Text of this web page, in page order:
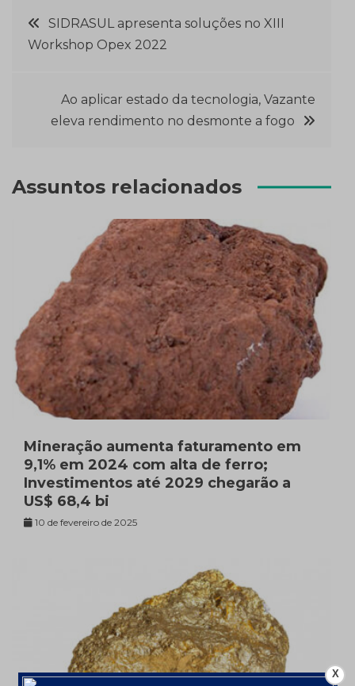
Navegação
de
Post
SIDRASUL apresenta soluções no XIII
Workshop Opex 2022
Ao aplicar estado da tecnologia, Vazante
eleva rendimento no desmonte a fogo
Assuntos relacionados
Mineração aumenta faturamento em
9,1% em 2024 com alta de ferro;
Investimentos até 2029 chegarão a
US$ 68,4 bi
10 de fevereiro de 2025
X